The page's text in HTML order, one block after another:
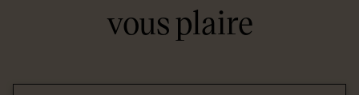
vous plaire